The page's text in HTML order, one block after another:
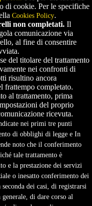
di cookie. Per le specifiche
Cookies Policy.
non completati. Il
comunicazione via
al fine di consentire
del titolare del trattamento
nei confronti di
risultino ancora
frattempo completato.
al trattamento, prima
del proprio
ricevuta.
nei primi tre punti
di obblighi di legge e In
noto che il conferimento
tale trattamento è
e la prestazione dei servizi
o inesatto conferimento dei
dei casi, di registrarsi
di dare corso al